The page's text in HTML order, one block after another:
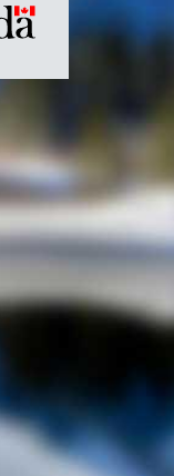
/
gouvernement
du
Canada